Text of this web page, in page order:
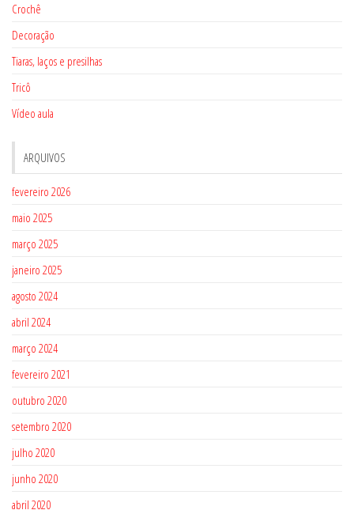
Crochê
Decoração
Tiaras, laços e presilhas
Tricô
Vídeo aula
ARQUIVOS
fevereiro 2026
maio 2025
março 2025
janeiro 2025
agosto 2024
abril 2024
março 2024
fevereiro 2021
outubro 2020
setembro 2020
julho 2020
junho 2020
abril 2020